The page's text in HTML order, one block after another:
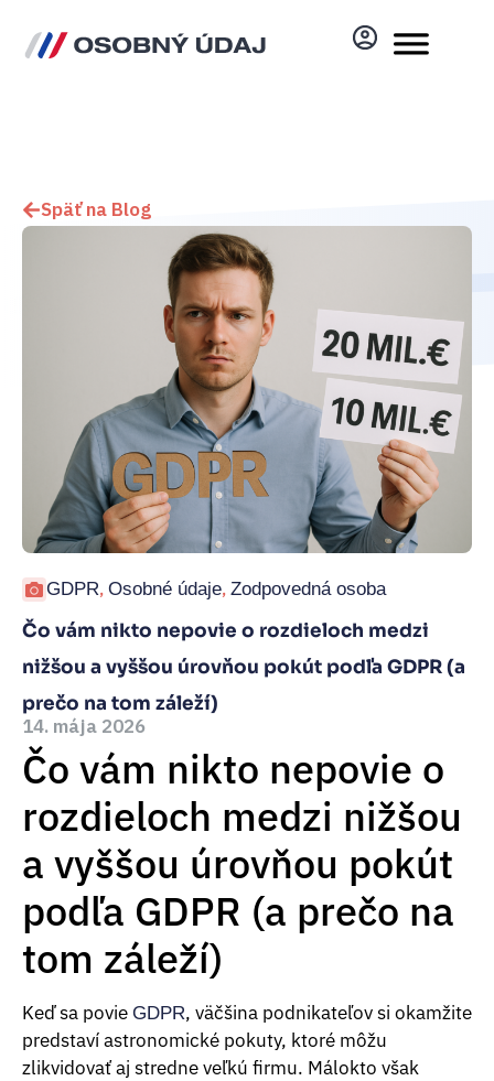
GDPR, Osobné údaje, Zodpovedná osoba
Čo vám nikto nepovie o rozdieloch medzi
nižšou a vyššou úrovňou pokút podľa GDPR (a
prečo na tom záleží)
14. mája 2026
Späť na Blog
Čo vám nikto nepovie o
rozdieloch medzi nižšou
a vyššou úrovňou pokút
podľa GDPR (a prečo na
tom záleží)
Keď sa povie GDPR, väčšina podnikateľov si okamžite
predstaví astronomické pokuty, ktoré môžu
zlikvidovať aj stredne veľkú firmu. Málokto však